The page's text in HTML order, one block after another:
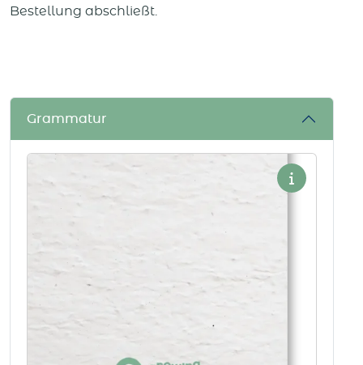
Bestellung abschließt.
Grammatur